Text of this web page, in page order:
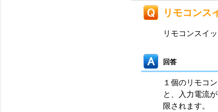
リモコンス
リモコンスイ
回答
１個のリモコ
と、入力電流
限されます。